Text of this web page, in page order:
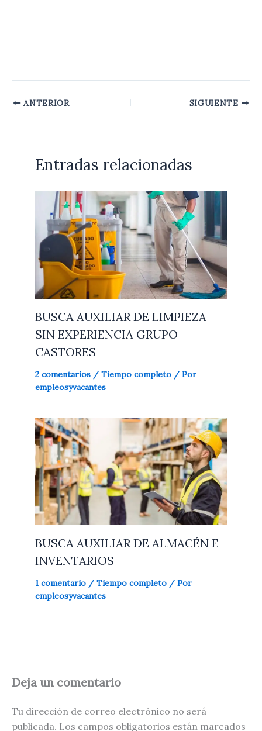
ANTERIOR SIGUIENTE
Entradas relacionadas
BUSCA AUXILIAR DE LIMPIEZA
SIN EXPERIENCIA GRUPO
CASTORES
2 comentarios / Tiempo completo / Por
empleosyvacantes
BUSCA AUXILIAR DE ALMACÉN E
INVENTARIOS
1 comentario / Tiempo completo / Por
empleosyvacantes
Deja un comentario
Tu dirección de correo electrónico no será
publicada. Los campos obligatorios están marcados